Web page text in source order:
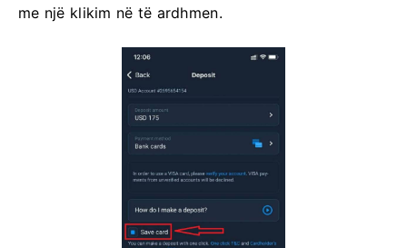
me një klikim në të ardhmen.